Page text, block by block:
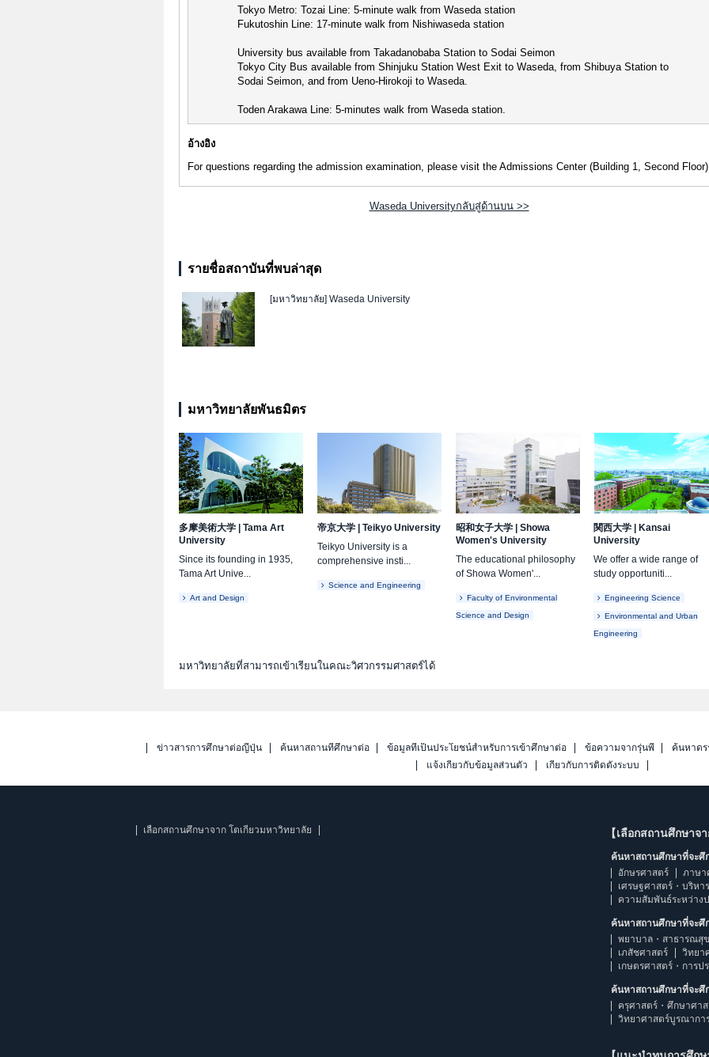
Tokyo Metro: Tozai Line: 5-minute walk from Waseda station
Fukutoshin Line: 17-minute walk from Nishiwaseda station
University bus available from Takadanobaba Station to Sodai Seimon
Tokyo City Bus available from Shinjuku Station West Exit to Waseda, from Shibuya Station to
Sodai Seimon, and from Ueno-Hirokoji to Waseda.
Toden Arakawa Line: 5-minutes walk from Waseda station.
อ้างอิง
For questions regarding the admission examination, please visit the Admissions Center (Building 1, Second
Waseda Universityกลับสู่ด้านบน >>
รายชื่อสถาบันที่พบล่าสุด
[มหาวิทยาลัย] Waseda University
มหาวิทยาลัยพันธมิตร
多摩美術大学
Tama Art
University
Since its founding in 1935,
Tama Art Unive...
Art and Design
帝京大学| Teikyo University
Teikyo University is a
comprehensive insti...
Science and Engineering
昭和女子大学| Showa
Women's University
The educational philosophy
of Showa Women'...
Faculty of Environmental
Science and Design
関西大学
Kansai
University
We offer a wide range of
study opportuniti...
Engineering Science
Environmental and Urban
Engineering
มหาวิทยาลัยที่สามารถเข้าเรียนในคณะวิศวกรรมศาสตร์ได้
ข่าวสารการศึกษาต่อญี่ปุ่น ค้นหาสถานที่ศึกษาต่อ ข้อมูลที่เป็นประโยชน์สำหรับการเข้าศึกษาต่อ ข้อความจากรุ่นพี่
ค้นหาด
แจ้งเกี่ยวกับข้อมูลส่วนตัว
เกี่ยวกับการติดตั้งระบบ
เลือกสถานศึกษาจาก โตเกียวมหาวิทยาลัย 【เลือกสถานศึกษาจ
ค้นหาสถานศึกษาที่จะศึ
อักษรศาสตร์
ภาษา
เศรษฐศาสตร์・บริห
ความสัมพันธ์ระหว่าง
ค้นหาสถานศึกษาที่จะศึ
พยาบาล・สาธารณสุ
เภสัชศาสตร์
วิทยา
เกษตรศาสตร์・การป
ค้นหาสถานศึกษาที่จะศึ
ครุศาสตร์・ศึกษาศา
วิทยาศาสตร์บูรณากา